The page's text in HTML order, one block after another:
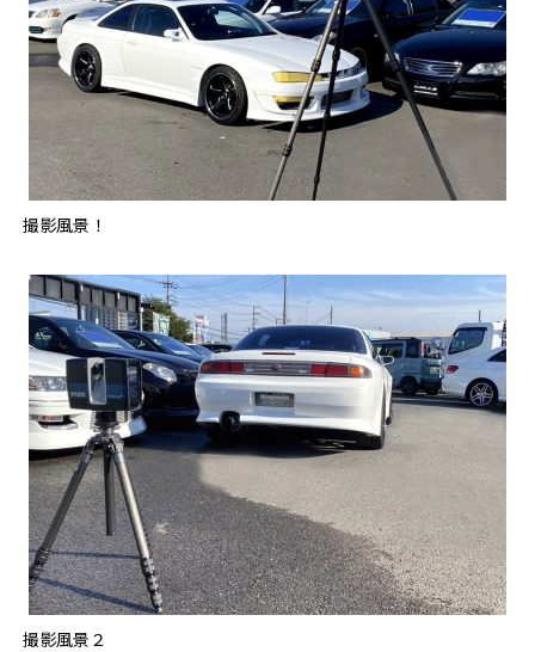
撮影風景！
撮影風景２